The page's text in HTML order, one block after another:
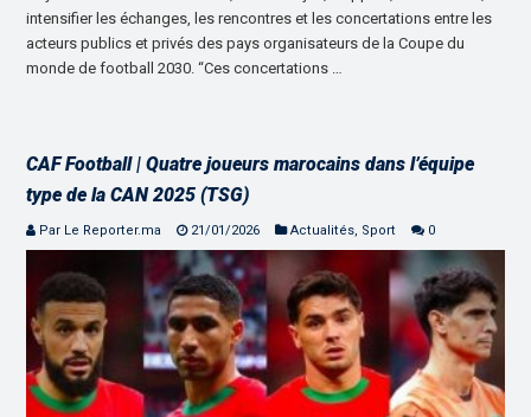
intensifier les échanges, les rencontres et les concertations entre les
acteurs publics et privés des pays organisateurs de la Coupe du
monde de football 2030. “Ces concertations …
CAF Football | Quatre joueurs marocains dans l’équipe
type de la CAN 2025 (TSG)
Par Le Reporter.ma 21/01/2026 Actualités, Sport 0